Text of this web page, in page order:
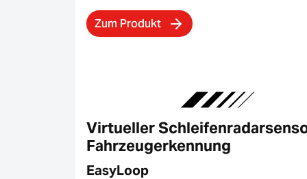
Zum Produkt
Virtueller
Fahrzeugerkennung
EasyLoop